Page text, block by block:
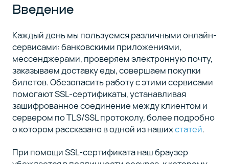
3
Автоматизация
проверки SSL-
4
Проверка
уязвимостей
5
О
сертификатах
НЦС
6 Заключение
Введение
Каждый день мы пользуемся различными онлайн-
сервисами: банковскими приложениями,
мессенджерами, проверяем электронную почту,
заказываем доставку еды, совершаем покупки
билетов. Обезопасить работу с этими сервисами
помогают SSL-сертификаты, устанавливая
зашифрованное соединение между клиентом и
сервером по TLS/SSL протоколу, более подробно
о котором рассказано в одной из нашихстатей.
При помощи SSL-сертификата наш браузер